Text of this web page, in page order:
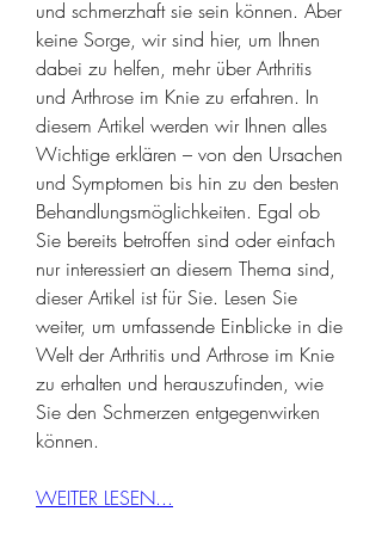
und schmerzhaft sie sein können. Aber
keine Sorge, wir sind hier, um Ihnen
dabei zu helfen, mehr über Arthritis
und Arthrose im Knie zu erfahren. In
diesem Artikel werden wir Ihnen alles
Wichtige erklären – von den Ursachen
und Symptomen bis hin zu den besten
Behandlungsmöglichkeiten. Egal ob
Sie bereits betroffen sind oder einfach
nur interessiert an diesem Thema sind,
dieser Artikel ist für Sie. Lesen Sie
weiter, um umfassende Einblicke in die
Welt der Arthritis und Arthrose im Knie
zu erhalten und herauszufinden, wie
Sie den Schmerzen entgegenwirken
können.
WEITER LESEN...